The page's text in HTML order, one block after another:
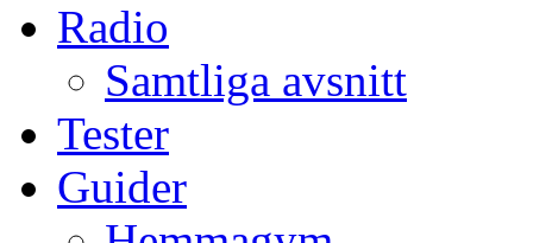
Radio
Samtliga avsnitt
Tester
Guider